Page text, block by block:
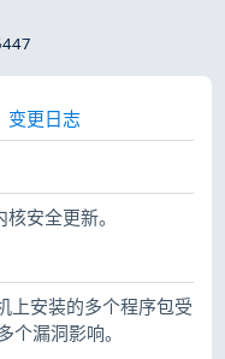
变更日志
安全更新。
上安装的多个程序包受
漏洞影响。